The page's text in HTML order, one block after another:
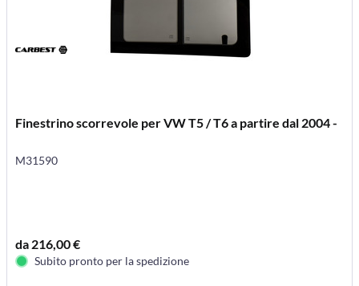
Finestrino scorrevole per VW T5 / T6 a partire dal 2004 -
M31590
da 216,00 €
Subito pronto per la spedizione